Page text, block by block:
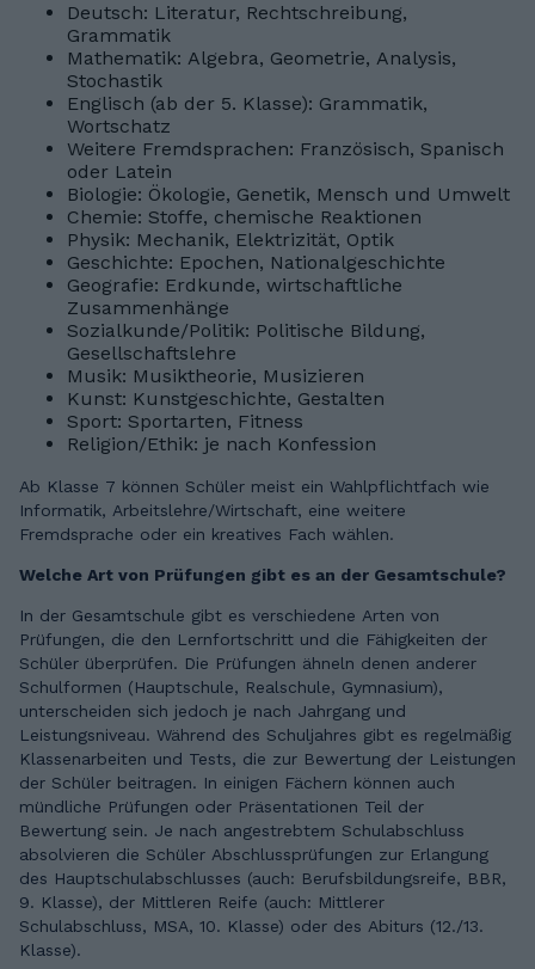
Deutsch: Literatur, Rechtschreibung,
Grammatik
Mathematik: Algebra, Geometrie, Analysis,
Stochastik
Englisch (ab der 5. Klasse): Grammatik,
Wortschatz
Weitere Fremdsprachen: Französisch, Spanisch
oder Latein
Biologie: Ökologie, Genetik, Mensch und Umwelt
Chemie: Stoffe, chemische Reaktionen
Physik: Mechanik, Elektrizität, Optik
Geschichte: Epochen, Nationalgeschichte
Geografie: Erdkunde, wirtschaftliche
Zusammenhänge
Sozialkunde/Politik: Politische Bildung,
Gesellschaftslehre
Musik: Musiktheorie, Musizieren
Kunst: Kunstgeschichte, Gestalten
Sport: Sportarten, Fitness
Religion/Ethik: je nach Konfession
Ab Klasse 7 können Schüler meist ein Wahlpflichtfach wie
Informatik, Arbeitslehre/Wirtschaft, eine weitere
Fremdsprache oder ein kreatives Fach wählen.
Welche Art von Prüfungen gibt es an der Gesamtschule?
In der Gesamtschule gibt es verschiedene Arten von
Prüfungen, die den Lernfortschritt und die Fähigkeiten der
Schüler überprüfen. Die Prüfungen ähneln denen anderer
Schulformen (Hauptschule, Realschule, Gymnasium),
unterscheiden sich jedoch je nach Jahrgang und
Leistungsniveau. Während des Schuljahres gibt es regelmäßig
Klassenarbeiten und Tests, die zur Bewertung der Leistungen
der Schüler beitragen. In einigen Fächern können auch
mündliche Prüfungen oder Präsentationen Teil der
Bewertung sein. Je nach angestrebtem Schulabschluss
absolvieren die Schüler Abschlussprüfungen zur Erlangung
des Hauptschulabschlusses (auch: Berufsbildungsreife, BBR,
9. Klasse), der Mittleren Reife (auch: Mittlerer
Schulabschluss, MSA, 10. Klasse) oder des Abiturs (12./13.
Klasse).